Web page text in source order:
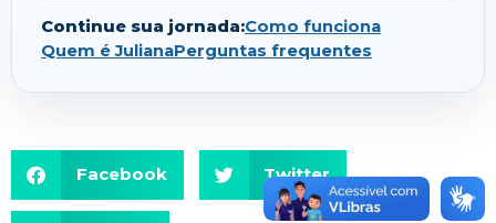
Continue sua jornada:Como funciona
Quem é JulianaPerguntas frequentes
Facebook Twitter